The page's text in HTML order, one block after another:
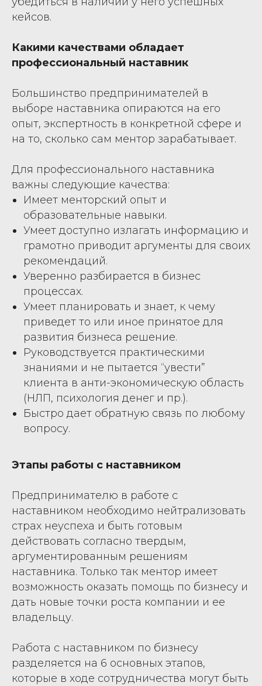
кейсов.
Какими качествами обладает
профессиональный наставник
Большинство предпринимателей в
выборе наставника опираются на его
опыт, экспертность в конкретной сфере и
на то, сколько сам ментор зарабатывает.
Для профессионального наставника
важны следующие качества:
Имеет менторский опыт и
образовательные навыки.
Умеет доступно излагать информацию и
грамотно приводит аргументы для своих
рекомендаций.
Уверенно разбирается в бизнес
процессах.
Умеет планировать и знает, к чему
приведет то или иное принятое для
развития бизнеса решение.
Руководствуется практическими
знаниями и не пытается “увести”
клиента в анти-экономическую область
(НЛП, психология денег и пр.).
Быстро дает обратную связь по любому
вопросу.
Этапы работы с наставником
Предпринимателю в работе с
наставником необходимо нейтрализовать
страх неуспеха и быть готовым
действовать согласно твердым,
аргументированным решениям
наставника. Только так ментор имеет
возможность оказать помощь по бизнесу и
дать новые точки роста компании и ее
владельцу.
Работа с наставником по бизнесу
разделяется на 6 основных этапов,
которые в ходе сотрудничества могут быть